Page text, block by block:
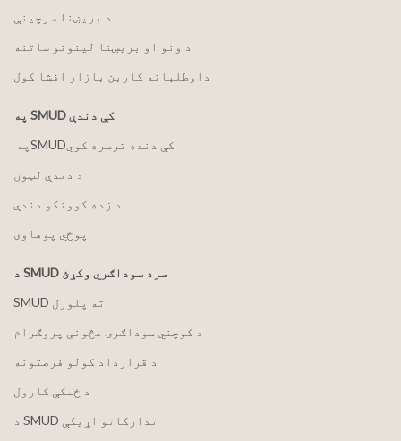
د بریښنا سرچینې
د ونو او بریښنا لینونو ساتنه
داوطلبانه کاربن بازار افشا کول
په SMUD کې دندې
په ‏‎SMUD‎‏ کې دنده ترسره کوي
د دندې لټون
د زده کوونکو دندې
پوځي پوهاوی
د SMUD سره سوداګري وکړئ
SMUD ته پلورل
د کوچني سوداګرۍ هڅونې پروګرام
د قرارداد کولو فرصتونه
د ځمکې کارول
د SMUD تدارکاتو اړیکې